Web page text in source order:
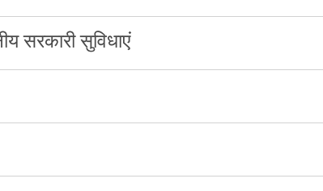
सरकारी सुविधाएं